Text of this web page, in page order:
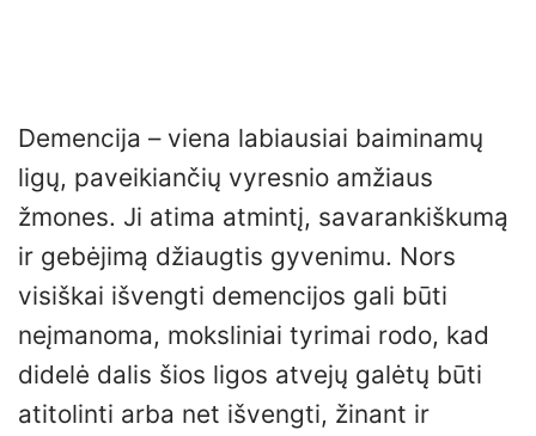
Demencija – viena labiausiai baiminamų
ligų, paveikiančių vyresnio amžiaus
žmones. Ji atima atmintį, savarankiškumą
ir gebėjimą džiaugtis gyvenimu. Nors
visiškai išvengti demencijos gali būti
neįmanoma, moksliniai tyrimai rodo, kad
didelė dalis šios ligos atvejų galėtų būti
atitolinti arba net išvengti, žinant ir